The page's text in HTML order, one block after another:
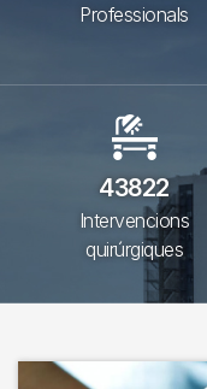
Professionals
43822
Intervencions
quirúrgiques